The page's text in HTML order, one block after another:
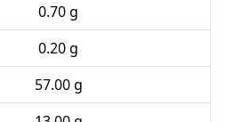
0.70 g
0.20 g
57.00 g